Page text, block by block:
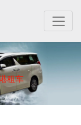
租车